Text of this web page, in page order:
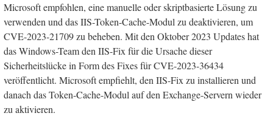
Microsoft empfohlen, eine manuelle oder skriptbasierte Lösung zu
verwenden und das IIS-Token-Cache-Modul zu deaktivieren, um
CVE-2023-21709 zu beheben. Mit den Oktober 2023 Updates hat
das Windows-Team den IIS-Fix für die Ursache dieser
Sicherheitslücke in Form des Fixes für CVE-2023-36434
veröffentlicht. Microsoft empfiehlt, den IIS-Fix zu installieren und
danach das Token-Cache-Modul auf den Exchange-Servern wieder
zu aktivieren.